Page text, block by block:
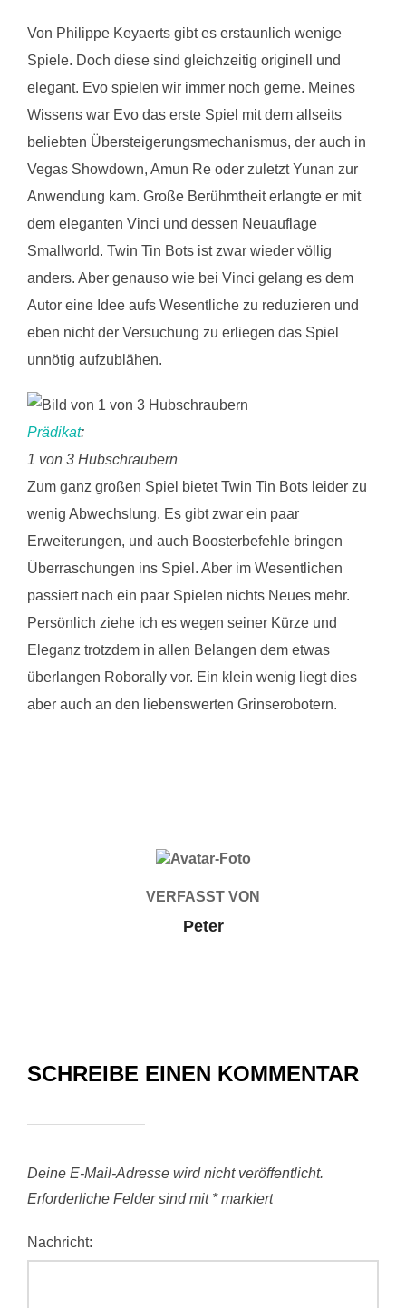
Von Philippe Keyaerts gibt es erstaunlich wenige
Spiele. Doch diese sind gleichzeitig originell und
elegant. Evo spielen wir immer noch gerne. Meines
Wissens war Evo das erste Spiel mit dem allseits
beliebten Übersteigerungsmechanismus, der auch in
Vegas Showdown, Amun Re oder zuletzt Yunan zur
Anwendung kam. Große Berühmtheit erlangte er mit
dem eleganten Vinci und dessen Neuauflage
Smallworld. Twin Tin Bots ist zwar wieder völlig
anders. Aber genauso wie bei Vinci gelang es dem
Autor eine Idee aufs Wesentliche zu reduzieren und
eben nicht der Versuchung zu erliegen das Spiel
unnötig aufzublähen.
Prädikat:
1 von 3 Hubschraubern
Zum ganz großen Spiel bietet Twin Tin Bots leider zu
wenig Abwechslung. Es gibt zwar ein paar
Erweiterungen, und auch Boosterbefehle bringen
Überraschungen ins Spiel. Aber im Wesentlichen
passiert nach ein paar Spielen nichts Neues mehr.
Persönlich ziehe ich es wegen seiner Kürze und
Eleganz trotzdem in allen Belangen dem etwas
überlangen Roborally vor. Ein klein wenig liegt dies
aber auch an den liebenswerten Grinserobotern.
BEITRAGSAUTOR
VERFASST VON
Peter
SCHREIBE EINEN KOMMENTAR
Deine E-Mail-Adresse wird nicht veröffentlicht.
Erforderliche Felder sind mit *markiert
Nachricht: